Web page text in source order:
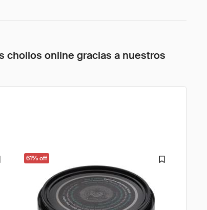
chollos online gracias a nuestros
61% off